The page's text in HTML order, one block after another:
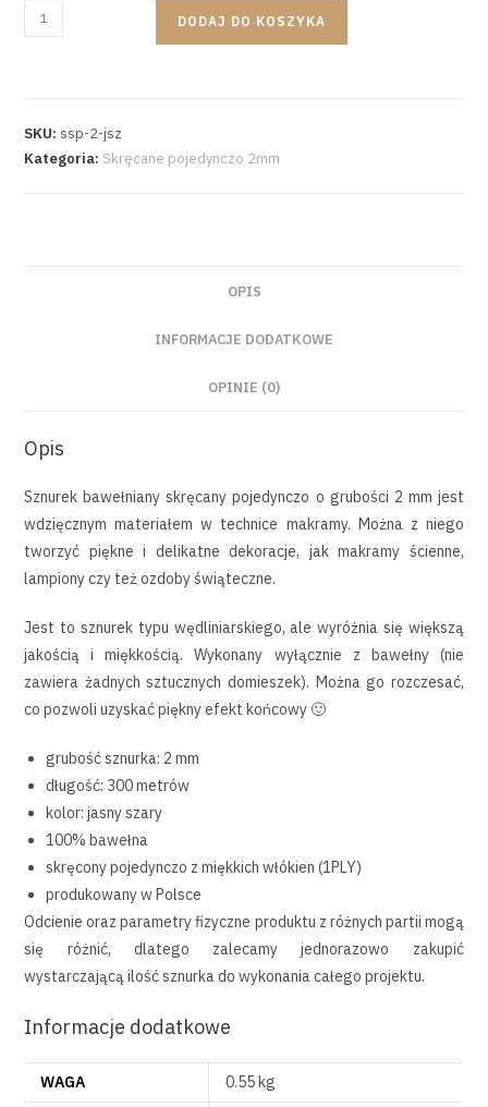
DODAJ DO KOSZYKA
SKU:ssp-2-jsz
Kategoria: Skręcane pojedynczo 2mm
OPIS
INFORMACJE DODATKOWE
OPINIE (0)
Opis
Sznurek bawełniany skręcany pojedynczo o grubości 2 mm jest
wdzięcznym materiałem w technice makramy. Można z niego
tworzyć piękne i delikatne dekoracje, jak makramy ścienne,
lampiony czy też ozdoby świąteczne.
Jest to sznurek typu wędliniarskiego, ale wyróżnia się większą
jakością i miękkością. Wykonany wyłącznie z bawełny (nie
zawiera żadnych sztucznych domieszek). Można go rozczesać,
co pozwoli uzyskać piękny efekt końcowy 🙂
grubość sznurka: 2 mm
długość: 300 metrów
kolor: jasny szary
100% bawełna
skręcony pojedynczo z miękkich włókien (1PLY)
produkowany w Polsce
Odcienie oraz parametry fizyczne produktu z różnych partii mogą
się różnić, dlatego zalecamy jednorazowo zakupić
wystarczającą ilość sznurka do wykonania całego projektu.
Informacje dodatkowe
WAGA
0.55 kg